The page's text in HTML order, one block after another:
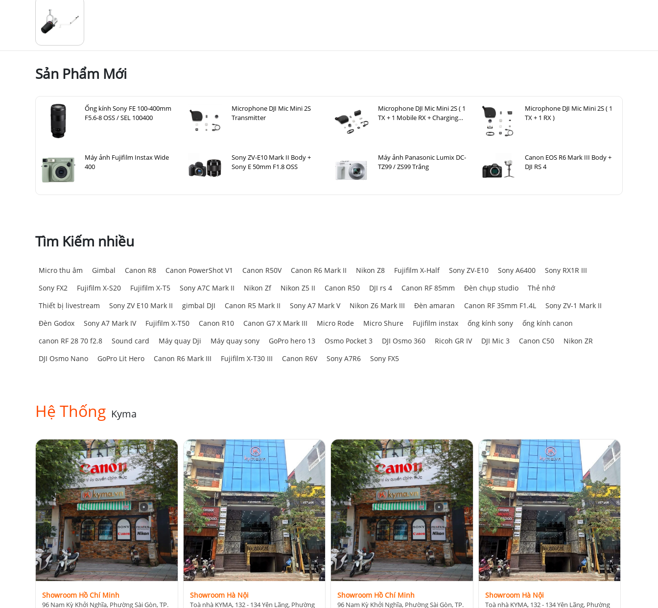
Sản Phẩm Mới
Ống kính Sony FE 100-400mm
F5.6-8 OSS / SEL 100400
Microphone DJI Mic Mini 2S
Transmitter
Microphone DJI Mic Mini 2S ( 1
TX + 1 Mobile RX + Charging
Microphone DJI Mic Mini 2S ( 1
TX + 1 RX )
Máy ảnh Fujifilm Instax Wide
400
Sony ZV-E10 Mark II Body +
Sony E 50mm F1.8 OSS
Máy ảnh Panasonic Lumix DC-
TZ99 / ZS99 Trắng
Canon EOS R6 Mark III Body +
DJI RS 4
Tìm Kiếm nhiều
Micro thu âm Gimbal Canon R8 Canon PowerShot V1 Canon R50V Canon R6 Mark II Nikon Z8 Fujifilm X-Half Sony ZV-E10 Sony A6400
Sony RX1R III
Sony FX2
Fujifilm X-S20 Fujifilm X-T5 Sony A7C Mark II Nikon Zf Nikon Z5 II Canon R50 DJI rs 4 Canon RF 85mm Đèn chụp studio
Thẻ nhớ
Thiết bị livestream
Sony ZV E10 Mark II gimbal DJI Canon R5 Mark II Sony A7 Mark V Nikon Z6 Mark III Đèn amaran Canon RF 35mm F1.4L
Sony ZV-1 Mark II
Đèn Godox
Sony A7 Mark IV Fujifilm X-T50 Canon R10 Canon G7 X Mark III Micro Rode Micro Shure Fujifilm instax ống kính sony
ống kính canon
canon RF 28 70 f2.8
Sound card Máy quay Dji Máy quay sony GoPro hero 13 Osmo Pocket 3 DJI Osmo 360 Ricoh GR IV DJI Mic 3 Canon C50
Nikon ZR
DJI Osmo Nano
GoPro Lit Hero Canon R6 Mark III Fujifilm X-T30 III Canon R6V Sony A7R6 Sony FX5
Hệ Thống Kyma
Showroom Hồ Chí Minh
96 Nam Kỳ Khởi Nghĩa, Phường Sài Gòn, TP.
Showroom Hà Nội
Toà nhà KYMA, 132 - 134 Yên Lãng, Phường
Showroom Hồ Chí Minh
96 Nam Kỳ Khởi Nghĩa, Phường Sài Gòn, TP.
Showroom Hà Nội
Toà nhà KYMA, 132 - 134 Yên Lãng, Phường